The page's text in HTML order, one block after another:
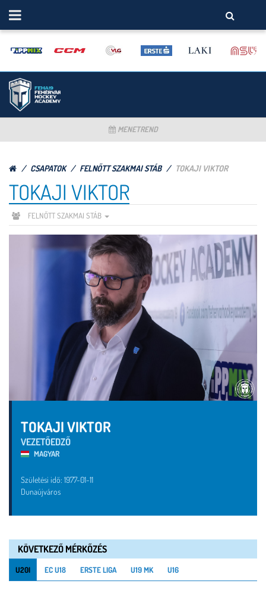
MENETREND
CSAPATOK FELNŐTT SZAKMAI STÁB TOKAJI VIKTOR
TOKAJI VIKTOR
FELNŐTT SZAKMAI STÁB
TOKAJI VIKTOR
VEZETŐEDZŐ
MAGYAR
Születési idő: 1977-01-11
Dunaújváros
KÖVETKEZŐ MÉRKŐZÉS
U20I EC U18 ERSTE LIGA U19 MK U16